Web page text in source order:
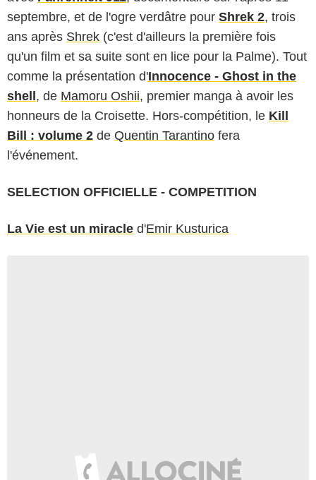
septembre, et de l'ogre verdâtre pour Shrek 2, trois
ans après Shrek (c'est d'ailleurs la première fois
qu'un film et sa suite sont en lice pour la Palme). Tout
comme la présentation d'Innocence - Ghost in the
shell , de Mamoru Oshii, premier manga à avoir les
honneurs de la Croisette. Hors-compétition, le Kill
Bill : volume 2 de Quentin Tarantino fera
l'événement.
SELECTION OFFICIELLE - COMPETITION
La Vie est un miracle d'Emir Kusturica